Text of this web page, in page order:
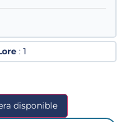
: 1
disponible